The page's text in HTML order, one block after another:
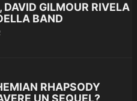
DAVID GILMOUR RIVELA
BAND
RHAPSODY